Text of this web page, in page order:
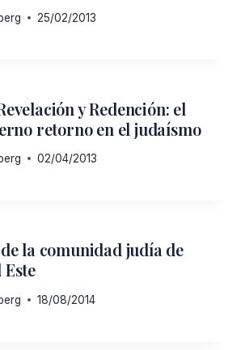
25/02/2013
y Redención: el
retorno en el judaísmo
02/04/2013
la comunidad judía de
18/08/2014